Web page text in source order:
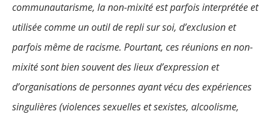
communautarisme, la non-mixité est parfois interprétée et
utilisée comme un outil de repli sur soi, d’exclusion et
parfois même de racisme. Pourtant, ces réunions en non-
mixité sont bien souvent des lieux d’expression et
d’organisations de personnes ayant vécu des expériences
singulières (violences sexuelles et sexistes, alcoolisme,